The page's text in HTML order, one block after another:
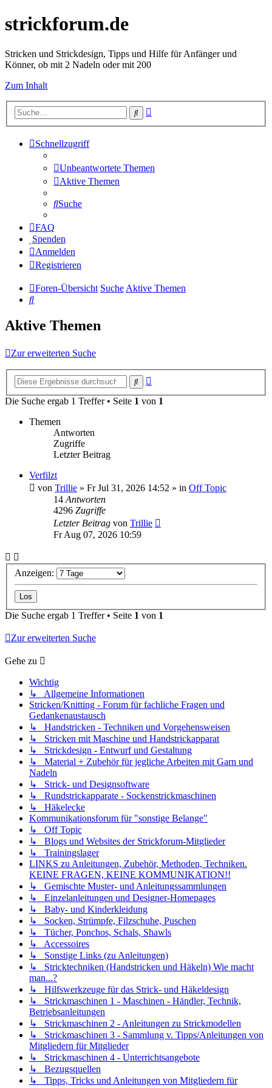
strickforum.de
Stricken und Strickdesign, Tipps und Hilfe für Anfänger und
Könner, ob mit 2 Nadeln oder mit 200
Zum Inhalt
Suche
Schnellzugriff
Unbeantwortete Themen
Aktive Themen
Suche
FAQ
Spenden
Anmelden
Registrieren
Foren-Übersicht SucheAktive Themen
Suche
Aktive Themen
Zur erweiterten Suche
Suche
Die Suche ergab 1 Treffer • Seite 1 von 1
Themen
Antworten
Zugriffe
Letzter Beitrag
Verfilzt
von Trillie » Fr Jul 31, 2026 14:52 » in Off Topic
14 Antworten
4296 Zugriffe
Letzter Beitrag von Trillie
Fr Aug 07, 2026 10:59
Anzeigen:
Die Suche ergab 1 Treffer • Seite 1 von 1
Zur erweiterten Suche
Gehe zu
Wichtig
↳ Allgemeine Informationen
Stricken/Knitting - Forum für fachliche Fragen und
Gedankenaustausch
↳ Handstricken - Techniken und Vorgehensweisen
↳ Stricken mit Maschine und Handstrickapparat
↳ Strickdesign - Entwurf und Gestaltung
↳ Material + Zubehör für jegliche Arbeiten mit Garn und
Nadeln
↳ Strick- und Designsoftware
↳ Rundstrickapparate - Sockenstrickmaschinen
↳ Häkelecke
Kommunikationsforum für "sonstige Belange"
↳ Off Topic
↳ Blogs und Websites der Strickforum-Mitglieder
↳ Trainingslager
LINKS zu Anleitungen, Zubehör, Methoden, Techniken.
KEINE FRAGEN, KEINE KOMMUNIKATION!!
↳ Gemischte Muster- und Anleitungssammlungen
↳ Einzelanleitungen und Designer-Homepages
↳ Baby- und Kinderkleidung
↳ Socken, Strümpfe, Filzschuhe, Puschen
↳ Tücher, Ponchos, Schals, Shawls
↳ Accessoires
↳ Sonstige Links (zu Anleitungen)
↳ Stricktechniken (Handstricken und Häkeln) Wie macht
man...?
↳ Hilfswerkzeuge für das Strick- und Häkeldesign
↳ Strickmaschinen 1 - Maschinen - Händler, Technik,
Betriebsanleitungen
↳ Strickmaschinen 2 - Anleitungen zu Strickmodellen
↳ Strickmaschinen 3 - Sammlung v. Tipps/Anleitungen von
Mitgliedern für Mitglieder
↳ Strickmaschinen 4 - Unterrichtsangebote
↳ Bezugsquellen
↳ Tipps, Tricks und Anleitungen von Mitgliedern für